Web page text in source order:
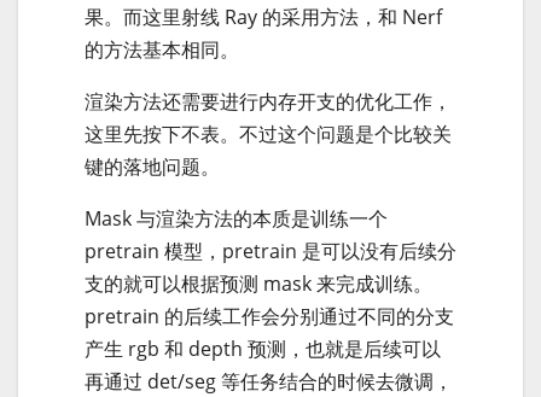
果。而这里射线 Ray 的采用方法，和 Nerf
的方法基本相同。
渲染方法还需要进行内存开支的优化工作，
这里先按下不表。不过这个问题是个比较关
键的落地问题。
Mask 与渲染方法的本质是训练一个
pretrain 模型，pretrain 是可以没有后续分
支的就可以根据预测 mask 来完成训练。
pretrain 的后续工作会分别通过不同的分支
产生 rgb 和 depth 预测，也就是后续可以
再通过 det/seg 等任务结合的时候去微调，